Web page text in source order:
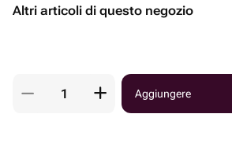
Altri articoli di questo negozio
Aggiungere